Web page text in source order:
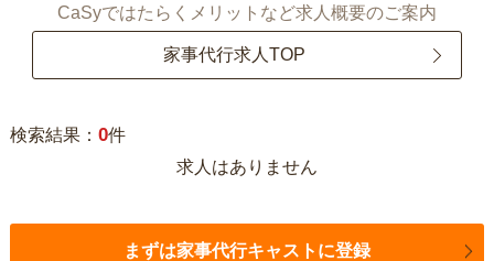
CaSyではたらくメリットなど求人概要のご案内
家事代行求人TOP
検索結果： 0件
求人はありません
まずは家事代行キャストに登録